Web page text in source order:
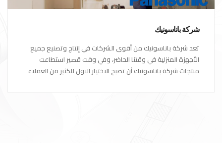
شركة باناسونيك
تعد شركة باناسونيك من أقوى الشركات في إنتاج وتصنيع جميع
الأجهزة المنزلية في وقتنا الحاضر، وفي وقت قصير استطاعت
منتجات شركة باناسونيك أن تصبح الاختيار الاول للكثير من العملاء